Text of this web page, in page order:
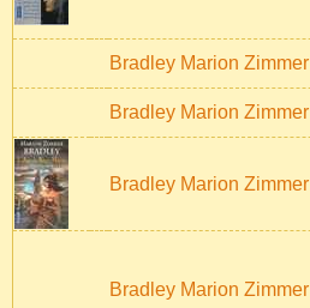
Bradley Marion Zimmer
Bradley Marion Zimmer
Bradley Marion Zimmer
Bradley Marion Zimmer